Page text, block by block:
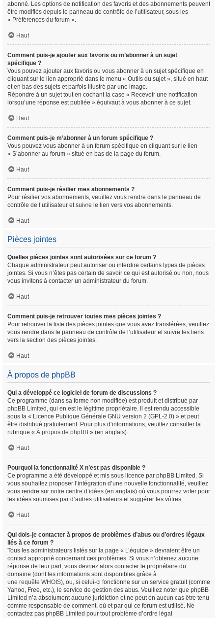
abonné. Les options de notification des favoris et des abonnements peuvent
être modifiés depuis le panneau de contrôle de l’utilisateur, sous les
« Préférences du forum ».
Haut
Comment puis-je ajouter aux favoris ou m’abonner à un sujet
spécifique ?
Vous pouvez ajouter aux favoris ou vous abonner à un sujet spécifique en
cliquant sur le lien approprié dans le menu « Outils du sujet », situé en haut
et en bas des sujets et parfois illustré par une image.
Répondre à un sujet tout en cochant la case « Recevoir une notification
lorsqu’une réponse est publiée » équivaut à vous abonner à ce sujet.
Haut
Comment puis-je m’abonner à un forum spécifique ?
Vous pouvez vous abonner à un forum spécifique en cliquant sur le lien
« S’abonner au forum » situé en bas de la page du forum.
Haut
Comment puis-je résilier mes abonnements ?
Pour résilier vos abonnements, veuillez vous rendre dans le panneau de
contrôle de l’utilisateur et suivre le lien vers vos abonnements.
Haut
Pièces jointes
Quelles pièces jointes sont autorisées sur ce forum ?
Chaque administrateur peut autoriser ou interdire certains types de pièces
jointes. Si vous n’êtes pas certain de savoir ce qui est autorisé ou non, nous
vous invitons à contacter un administrateur du forum.
Haut
Comment puis-je retrouver toutes mes pièces jointes ?
Pour retrouver la liste des pièces jointes que vous avez transférées, veuillez
vous rendre dans le panneau de contrôle de l’utilisateur et suivre les liens
vers la section des pièces jointes.
Haut
À propos de phpBB
Qui a développé ce logiciel de forum de discussions ?
Ce programme (dans sa forme non modifiée) est produit et distribué par
phpBB Limited , qui en est le légitime propriétaire. Il est rendu accessible
sous la « Licence Publique Générale GNU version 2 (GPL-2.0) » et peut
être distribué gratuitement. Pour plus d’informations, veuillez consulter la
rubrique « À propos de phpBB » (en anglais).
Haut
Pourquoi la fonctionnalité X n’est pas disponible ?
Ce programme a été développé et mis sous licence par phpBB Limited. Si
vous souhaitez proposer l’intégration d’une nouvelle fonctionnalité, veuillez
vous rendre sur notre centre d’idées (en anglais) où vous pourrez voter pour
les idées soumises par d’autres utilisateurs et suggérer les vôtres.
Haut
Qui dois-je contacter à propos de problèmes d’abus ou d’ordres légaux
liés à ce forum ?
Tous les administrateurs listés sur la page « L’équipe » devraient être un
contact approprié concernant ces problèmes. Si vous n’obtenez aucune
réponse de leur part, vous devriez alors contacter le propriétaire du
domaine (dont les informations sont disponibles grâce à
une requête WHOIS), ou, si celui-ci fonctionne sur un service gratuit (comme
Yahoo, Free, etc.), le service de gestion des abus. Veuillez noter que phpBB
Limited n’a absolument aucune juridiction et ne peut en aucun cas être tenu
comme responsable de comment, où et par qui ce forum est utilisé. Ne
contactez pas phpBB Limited pour tout problème d’ordre légal